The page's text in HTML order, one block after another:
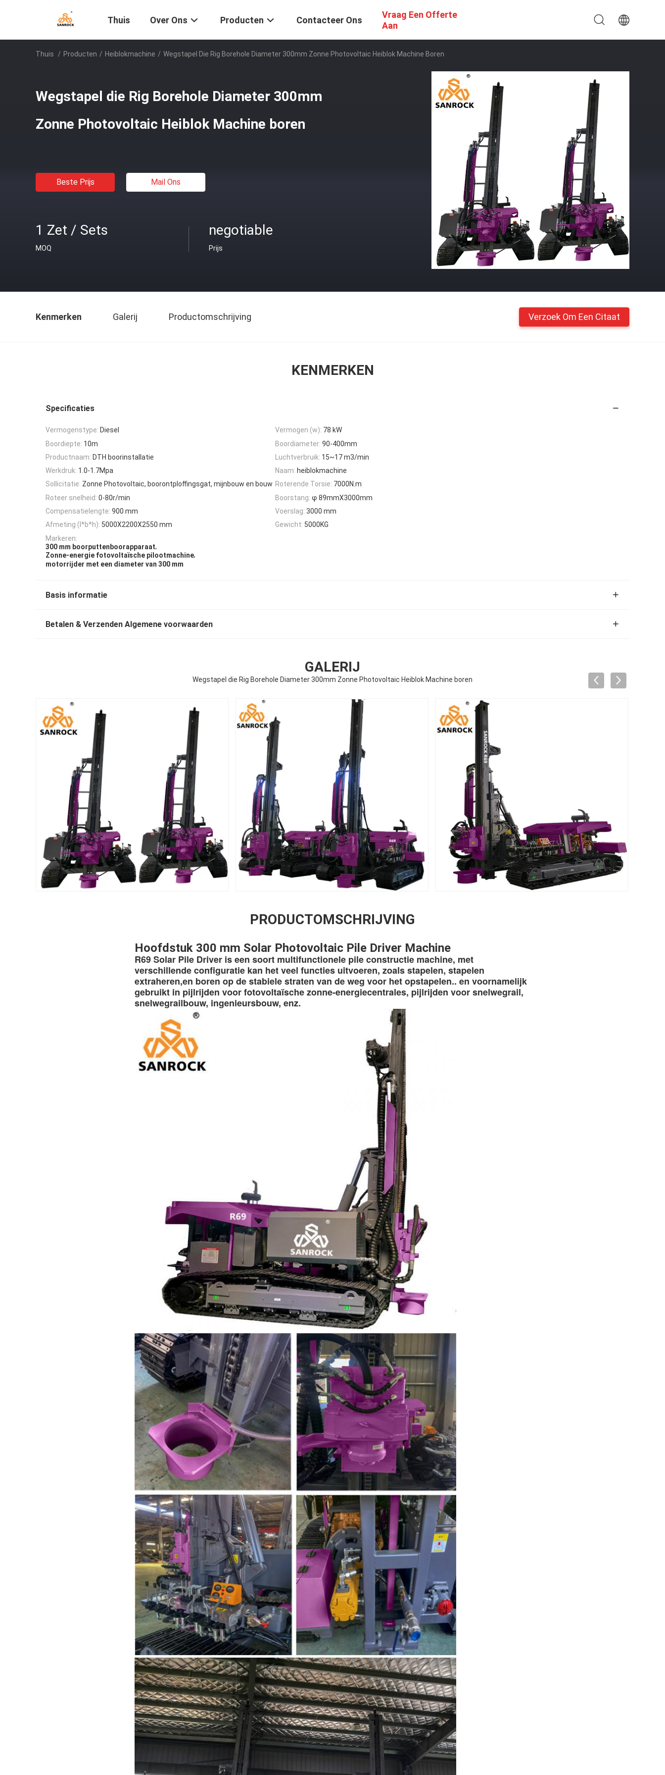
Thuis Over Ons Producten Contacteer Ons
Vraag Een Offerte
Aan
Thuis / Producten / Heiblokmachine / Wegstapel Die Rig Borehole Diameter 300mm Zonne Photovoltaic Heiblok Machine Boren
Wegstapel die Rig Borehole Diameter 300mm
Zonne Photovoltaic Heiblok Machine boren
Beste Prijs Mail Ons
1 Zet / Sets
MOQ
negotiable
Prijs
Kenmerken Galerij Productomschrijving Verzoek Om Een Citaat
KENMERKEN
Specificaties
Vermogenstype: Diesel Vermogen (w): 78 kW
Boordiepte: 10m Boordiameter: 90-400mm
Productnaam: DTH boorinstallatie Luchtverbruik: 15~17 m3/min
Werkdruk: 1.0-1.7Mpa Naam: heiblokmachine
Sollicitatie: Zonne Photovoltaic, boorontploffingsgat, mijnbouw en bouw Roterende Torsie: 7000N.m
Roteer snelheid: 0-80r/min Boorstang: φ 89mmX3000mm
Compensatielengte: 900 mm Voerslag: 3000 mm
Afmeting (l*b*h): 5000X2200X2550 mm Gewicht: 5000KG
Markeren:
300 mm boorputtenboorapparaat,
Zonne-energie fotovoltaïsche pilootmachine,
motorrijder met een diameter van 300 mm
Basis informatie
Betalen & Verzenden Algemene voorwaarden
GALERIJ
Wegstapel die Rig Borehole Diameter 300mm Zonne Photovoltaic Heiblok Machine boren
PRODUCTOMSCHRIJVING
Hoofdstuk 300 mm Solar Photovoltaic Pile Driver Machine
R69 Solar Pile Driver is een soort multifunctionele pile constructie machine, met
verschillende configuratie kan het veel functies uitvoeren, zoals stapelen, stapelen
extraheren,en boren op de stabiele straten van de weg voor het opstapelen.. en voornamelijk
gebruikt in pijlrijden voor fotovoltaïsche zonne-energiecentrales, pijlrijden voor snelwegrail,
snelwegrailbouw, ingenieursbouw, enz.